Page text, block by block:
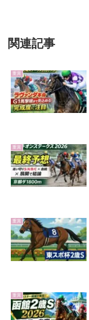
関連記事
重賞
重賞
重賞
重賞